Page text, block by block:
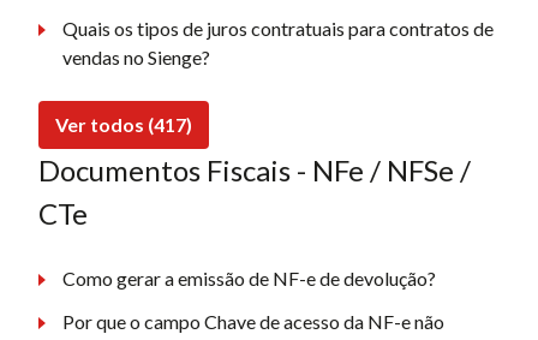
Quais os tipos de juros contratuais para contratos de
vendas no Sienge?
Ver todos (417)
Documentos Fiscais - NFe / NFSe /
CTe
Como gerar a emissão de NF-e de devolução?
Por que o campo Chave de acesso da NF-e não